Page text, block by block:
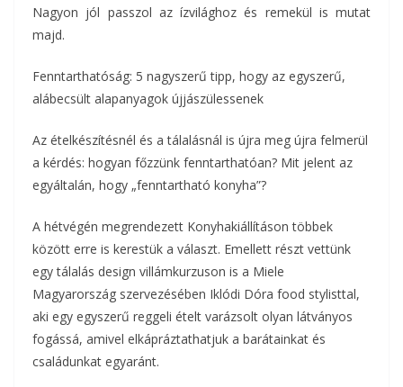
Nagyon jól passzol az ízvilághoz és remekül is mutat
majd.
Fenntarthatóság: 5 nagyszerű tipp, hogy az egyszerű,
alábecsült alapanyagok újjászülessenek
Az ételkészítésnél és a tálalásnál is újra meg újra felmerül
a kérdés: hogyan főzzünk fenntarthatóan? Mit jelent az
egyáltalán, hogy „fenntartható konyha”?
A hétvégén megrendezett Konyhakiállításon többek
között erre is kerestük a választ. Emellett részt vettünk
egy tálalás design villámkurzuson is a Miele
Magyarország szervezésében Iklódi Dóra food stylisttal,
aki egy egyszerű reggeli ételt varázsolt olyan látványos
fogássá, amivel elkápráztathatjuk a barátainkat és
családunkat egyaránt.